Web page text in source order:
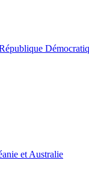
et Australie